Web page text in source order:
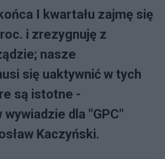
I kwartału zajmę się
i zrezygnuję z
nasze
się uaktywnić w tych
są istotne -
wywiadzie dla "GPC"
Kaczyński.